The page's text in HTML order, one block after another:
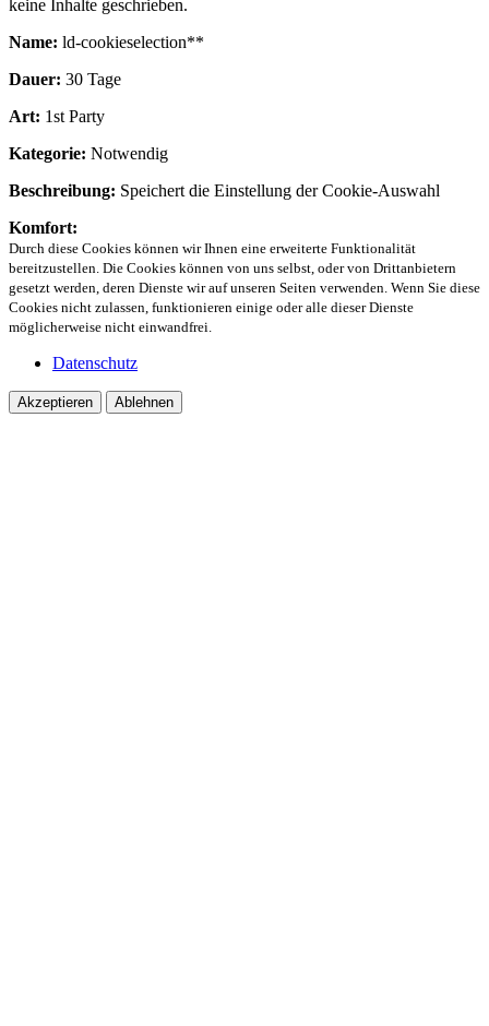
keine Inhalte geschrieben.
Name: ld-cookieselection**
Dauer: 30 Tage
Art: 1st Party
Kategorie: Notwendig
Beschreibung: Speichert die Einstellung der Cookie-Auswahl
Komfort:
Durch diese Cookies können wir Ihnen eine erweiterte Funktionalität
bereitzustellen. Die Cookies können von uns selbst, oder von Drittanbietern
gesetzt werden, deren Dienste wir auf unseren Seiten verwenden. Wenn Sie diese
Cookies nicht zulassen, funktionieren einige oder alle dieser Dienste
möglicherweise nicht einwandfrei.
Datenschutz
Akzeptieren Ablehnen